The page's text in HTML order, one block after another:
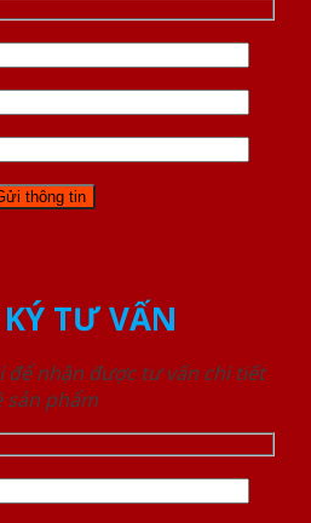
TƯ VẤN
để nhận được tư vấn chi tiết
sản phẩm